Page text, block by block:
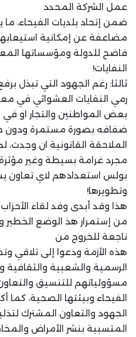
عمل الشركة المحدد
ضمن إتحاد بلديات الفيحاء،
مضاعفة عن إمكانية
فاضح للدولة ومؤسساتها
النفايات!
رمي النفايات العشوائي في
بعض المواطنين والتجار او
ضفافه بصورة مستمرة ودون
الملاحقة القانونية ان وجدت،
مجرد غرامة بسيطة وغير
بولس استعدادهم لاي تعاون
وتطويرها!
هذا وقد أبدى وفد لقاء
من إستمرار هذ الوضع الخطير
ناجعة للخروج من
هذه الأزمة ودعوا إلى تلاقي
الرسمية والشعبية والثقافية
مسؤولياتهم للتنسيق
الفيحاء وبيئتها الصحية، كما
الجهود والتعاون المشترك
المتسببة بنشر الأمراض